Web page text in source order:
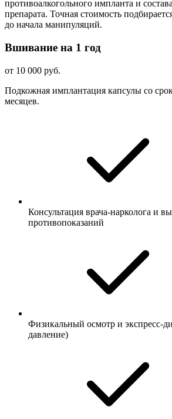
противоалкогольного импланта и
препарата. Точная стоимость
до начала манипуляций.
Вшивание на 1 год
от 10 000 руб.
Подкожная имплантация капсулы со
месяцев.
Консультация врача-нарколога и
противопоказаний
Физикальный осмотр и экспресс-
давление)